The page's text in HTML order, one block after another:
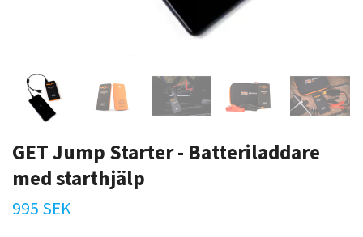
GET Jump Starter - Batteriladdare
med starthjälp
995 SEK